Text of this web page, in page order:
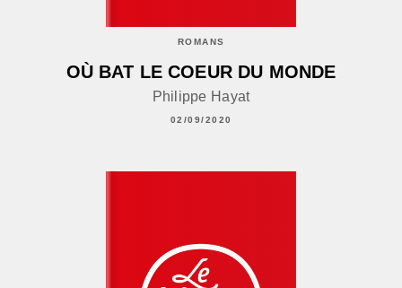
ROMANS
OÙ BAT LE COEUR DU MONDE
Philippe Hayat
02/09/2020